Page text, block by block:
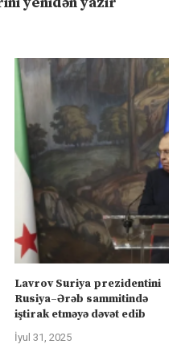
Lavrov Suriya prezidentini
Rusiya–Ərəb sammitində
iştirak etməyə dəvət edib
İyul 31, 2025